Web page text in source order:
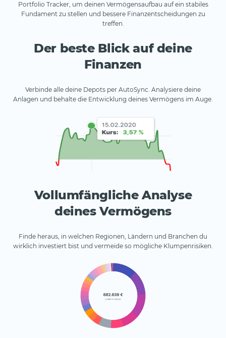
Portfolio Tracker, um deinen Vermögensaufbau auf ein stabiles
Fundament zu stellen und bessere Finanzentscheidungen zu
treffen.
Der beste Blick auf deine
Finanzen
Verbinde alle deine Depots per AutoSync. Analysiere deine
Anlagen und behalte die Entwicklung deines Vermögens im Auge.
Vollumfängliche Analyse
deines Vermögens
Finde heraus, in welchen Regionen, Ländern und Branchen du
wirklich investiert bist und vermeide so mögliche Klumpenrisiken.